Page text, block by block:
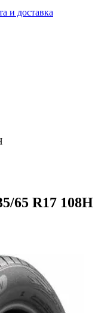
и доставка
65 R17 108H